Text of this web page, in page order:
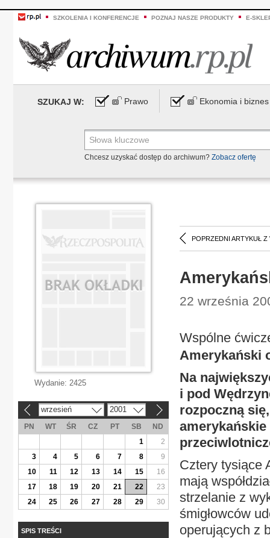
SZKOLENIA I KONFERENCJE POZNAJ NASZE PRODUKTY E-
SZUKAJ W: Prawo Ekonomia i biznes
Chcesz uzyskać dostęp do archiwum? Zobacz ofertę
POPRZEDNI ARTYKUŁ Z
22 września
Wspólne
Amerykański
Na
i pod
rozpoczną
amerykańskie
Cztery tysiące
mają
strzelanie z
śmigłowców
operujących z
Wydanie: 2425
wrzesień 2001
PN WT ŚR CZ PT SB
ND
1
2
3
4 5 6 7 8
9
10
11 12 13 14 15
16
17
18 19 20 21 22
23
24
25 26 27 28 29 30
SPIS TREŚCI